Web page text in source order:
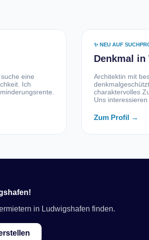
eine
Ich
✨ NEU AUF
Denkmal in
Architektin mit
charaktervolles
Uns
Zum Profil →
in Ludwigshafen finden.